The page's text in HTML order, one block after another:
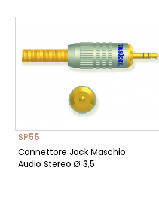
SP55
Connettore Jack Maschio
Audio Stereo Ø 3,5